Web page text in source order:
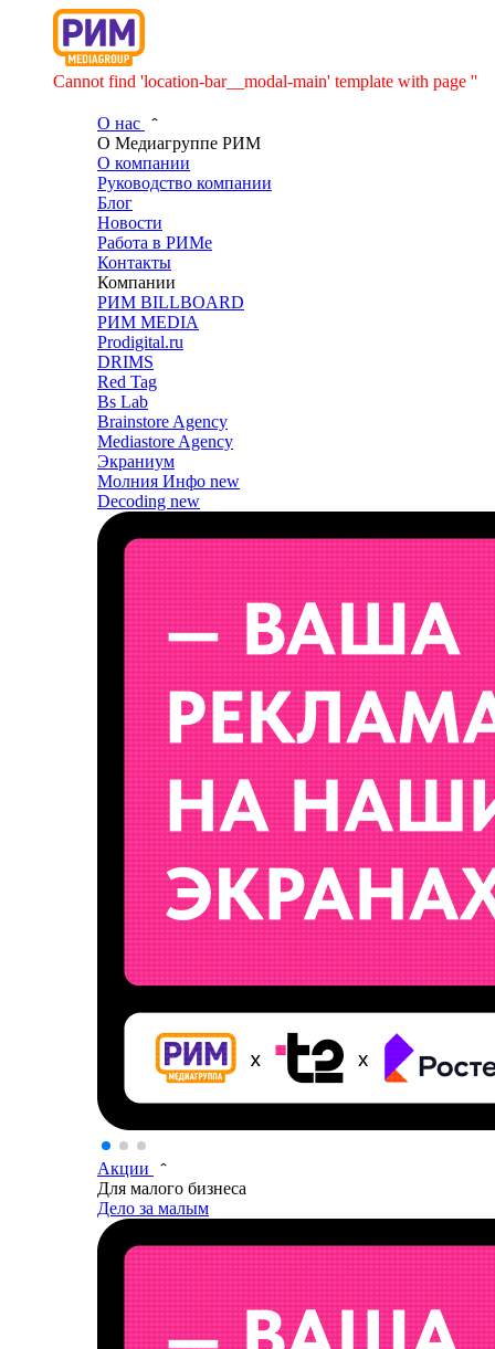
Cannot find 'location-bar__modal-main' template with page ''
О нас
О Медиагруппе РИМ
О компании
Руководство компании
Блог
Новости
Работа в РИМе
Контакты
Компании
РИМ BILLBOARD
РИМ MEDIA
Prodigital.ru
DRIMS
Red Tag
Bs Lab
Brainstore Agency
Mediastore Agency
Экраниум
Молния Инфо new
Decoding new
Акции
Для малого бизнеса
Дело за малым